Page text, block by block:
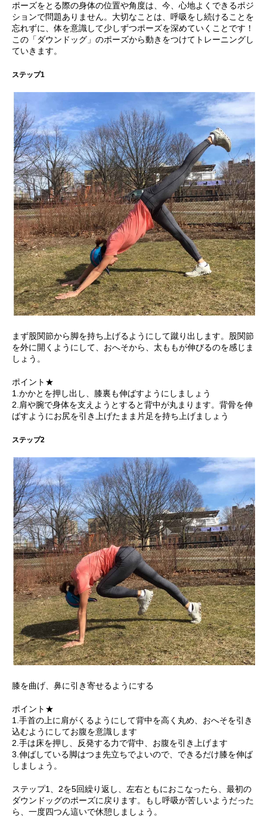
ポーズをとる際の身体の位置や角度は、今、心地よくできるポジ
ションで問題ありません。大切なことは、呼吸をし続けることを
忘れずに、体を意識して少しずつポーズを深めていくことです！
この「ダウンドッグ」のポーズから動きをつけてトレーニングし
ていきます。
ステップ1
まず股関節から脚を持ち上げるようにして蹴り出します。股関節
を外に開くようにして、おへそから、太ももが伸びるのを感じま
しょう。
ポイント★
1.かかとを押し出し、膝裏も伸ばすようにしましょう
2.肩や腕で身体を支えようとすると背中が丸まります。背骨を伸
ばすようにお尻を引き上げたまま片足を持ち上げましょう
ステップ2
膝を曲げ、鼻に引き寄せるようにする
ポイント★
1.手首の上に肩がくるようにして背中を高く丸め、おへそを引き
込むようにしてお腹を意識します
2.手は床を押し、反発する力で背中、お腹を引き上げます
3.伸ばしている脚はつま先立ちでよいので、できるだけ膝を伸ば
しましょう。
ステップ1、2を5回繰り返し、左右ともにおこなったら、最初の
ダウンドッグのポーズに戻ります。もし呼吸が苦しいようだった
ら、一度四つん這いで休憩しましょう。